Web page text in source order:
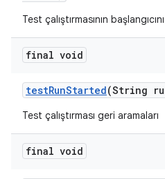
Test çalıştırmasının
final void
testRunStarted(String
Test çalıştırması geri aramaları
final void